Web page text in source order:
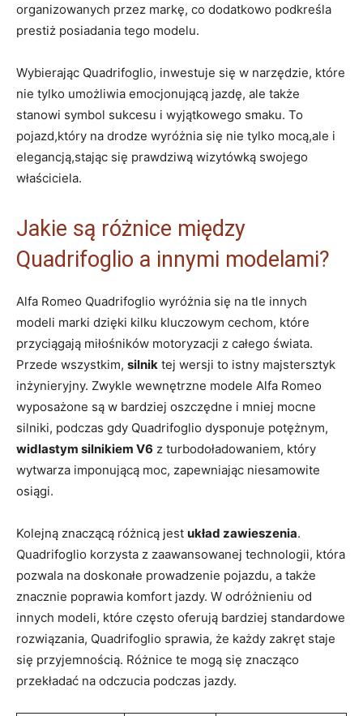
organizowanych przez ‌markę,⁤ co dodatkowo podkreśla
prestiż posiadania tego modelu.
Wybierając Quadrifoglio, ⁣inwestuje⁤ się w narzędzie, które
nie tylko​ umożliwia emocjonującą jazdę, ale także
stanowi symbol sukcesu i wyjątkowego smaku. To
pojazd,który na drodze⁤ wyróżnia⁣ się nie tylko mocą,ale ⁢i
elegancją,stając się ⁢prawdziwą wizytówką swojego⁢
właściciela.
Jakie ⁢są różnice między‌
Quadrifoglio ​a ⁢innymi modelami?
Alfa Romeo Quadrifoglio wyróżnia się⁢ na‌ tle ​innych
modeli ‍marki dzięki kilku kluczowym cechom, które
⁢przyciągają ‌miłośników motoryzacji z⁢ całego świata.
Przede wszystkim,‍ silnik tej wersji ​to istny majstersztyk
inżynieryjny. Zwykle wewnętrzne modele Alfa Romeo⁣
wyposażone są w​ bardziej oszczędne i mniej ⁣mocne
silniki,​ podczas gdy Quadrifoglio ‍dysponuje‌ potężnym, ⁤
widlastym silnikiem V6 z turbodoładowaniem,⁢ który
wytwarza imponującą moc, zapewniając niesamowite
osiągi.
Kolejną znaczącą różnicą ⁣jest układ zawieszenia.
Quadrifoglio korzysta z zaawansowanej ​technologii, która
pozwala na doskonałe ‍prowadzenie pojazdu, ⁢a także
znacznie poprawia⁣ komfort jazdy. W odróżnieniu od
innych modeli, ⁣które często oferują ⁢bardziej standardowe
rozwiązania, ⁢Quadrifoglio sprawia, że każdy zakręt staje
się przyjemnością. Różnice te mogą się znacząco
przekładać na odczucia podczas jazdy.